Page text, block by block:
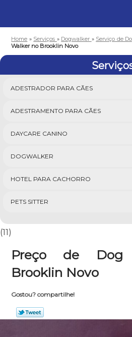
Home » Serviços » Dogwalker » Serviço de
Walker no Brooklin Novo
ADESTRADOR PARA CÃES
ADESTRAMENTO PARA CÃES
DAYCARE CANINO
DOGWALKER
HOTEL PARA CACHORRO
PETS SITTER
(11)
Preço de Dog
Brooklin Novo
Gostou? compartilhe!